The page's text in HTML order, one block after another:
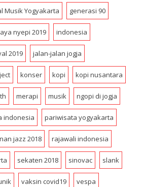
Musik Yogyakarta generasi 90
nyepi 2019 indonesia
2019 jalan-jalan jogja
konser kopi kopi nusantara
merapi musik ngopi di jogja
indonesia pariwisata yogyakarta
jazz 2018 rajawali indonesia
sekaten 2018 sinovac slank
vaksin covid19 vespa